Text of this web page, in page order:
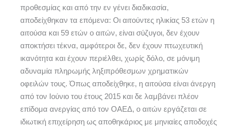
προθεσμίας και από την εν γένει διαδικασία,
αποδείχθηκαν τα επόμενα: Οι αιτούντες ηλικίας 53 ετών η
αιτούσα και 59 ετών ο αιτών, είναι σύζυγοι, δεν έχουν
αποκτήσει τέκνα, αμφότεροι δε, δεν έχουν πτωχευτική
ικανότητα και έχουν περιέλθει, χωρίς δόλο, σε μόνιμη
αδυναμία πληρωμής ληξιπρόθεσμων χρηματικών
οφειλών τους. Όπως αποδείχθηκε, η αιτούσα είναι άνεργη
από τον Ιούνιο του έτους 2015 και δε λαμβάνει πλέον
επίδομα ανεργίας από τον ΟΑΕΔ, ο αιτών εργάζεται σε
ιδιωτική επιχείρηση ως αποθηκάριος με μηνιαίες αποδοχές